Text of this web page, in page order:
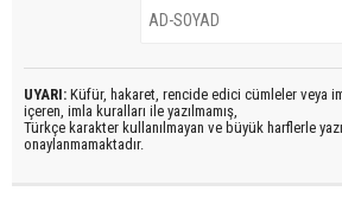
UYARI: Küfür, hakaret, rencide edici cümleler veya
içeren, imla kuralları ile yazılmamış,
Türkçe karakter kullanılmayan ve büyük harflerle
onaylanmamaktadır.